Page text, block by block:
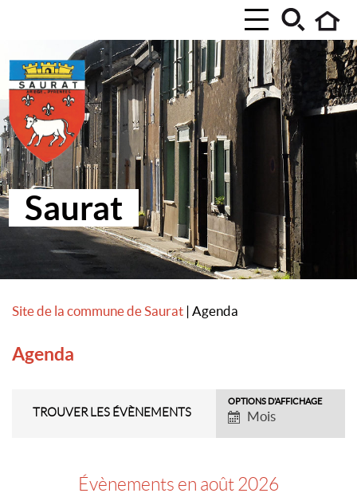
Saurat
Site de la commune de Saurat Agenda
Agenda
TROUVER LES ÉVÈNEMENTS
Navigation
par
l’affichage
OPTIONS D’AFFICHAGE
Mois
Évènements en août 2026